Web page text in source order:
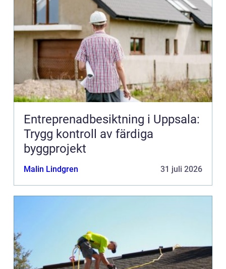
Entreprenadbesiktning i Uppsala:
Trygg kontroll av färdiga
byggprojekt
Malin Lindgren 31 juli 2026